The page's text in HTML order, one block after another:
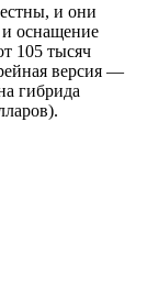
и они
и оснащение
105 тысяч
версия —
гибрида